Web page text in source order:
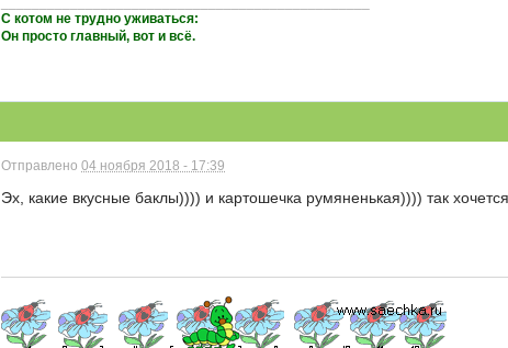
С котом не трудно уживаться:
Он просто главный, вот и всё.
Отправлено04 ноября 2018 - 17:39
Эх, какие вкусные баклы)))) и картошечка румяненькая)))) так